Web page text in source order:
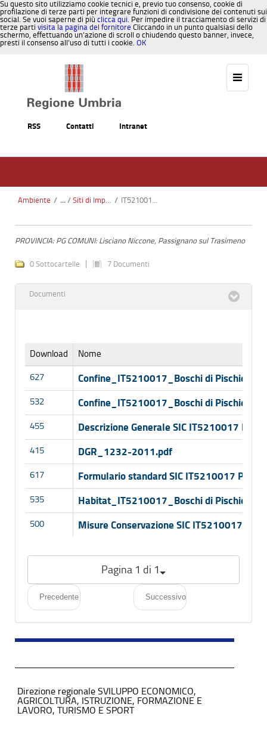
Su questo sito utilizziamo cookie tecnici e, previo tuo consenso, cookie di
profilazione di terze parti per integrare funzioni di condivisione dei contenuti sui
social. Se vuoi saperne di più clicca qui. Per impedire il tracciamento di servizi di
terze parti visita la pagina del fornitore Cliccando in un punto qualsiasi dello
schermo, effettuando un’azione di scroll o chiudendo questo banner, invece,
presti il consenso all’uso di tutti i cookie. OK
RSS Contatti Intranet
Ambiente / Siti di Importanza Comunitaria SIC / IT5210017 - Boschi di Pischiello - Torre Civitella
PROVINCIA: PG COMUNI: Lisciano Niccone, Passignano sul Trasimeno
0 Sottocartelle 7 Documenti
Documenti
Download Nome
627 Confine_IT5210017_Boschi di Pischiello-
532 Confine_IT5210017_Boschi di
455 Descrizione Generale SIC IT5210017
415 DGR_1232-2011.pdf
617 Formulario standard SIC IT5210017
535 Habitat_IT5210017_Boschi di Pischiello-
500 Misure Conservazione SIC IT5210017
Pagina 1 di 1
Precedente Successivo
Direzione regionale SVILUPPO ECONOMICO,
AGRICOLTURA, ISTRUZIONE, FORMAZIONE E
LAVORO, TURISMO E SPORT